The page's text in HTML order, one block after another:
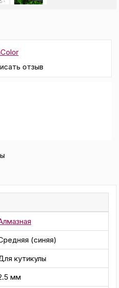
отзыв
(синяя)
кутикулы
мм